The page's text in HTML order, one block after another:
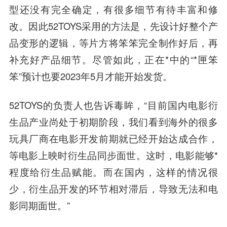
型还没有完全确定，有很多细节有待丰富和修
改。因此52TOYS采用的方法是，先设计好整个产
品变形的逻辑，等片方将笨笨完全制作好后，再
补充好产品细节。尽管如此，正在*中的“*匣笨
笨”预计也要2023年5月才能开始发货。
52TOYS的负责人也告诉毒眸，“目前国内电影衍
生品产业尚处于初期阶段，我们看到海外的很多
玩具厂商在电影开发前期就已经开始达成合作，
等电影上映时衍生品同步面世。这时，电影能够*
程度给衍生品赋能。而在国内，这样的情况很
少，衍生品开发的环节相对滞后，导致无法和电
影同期面世。”